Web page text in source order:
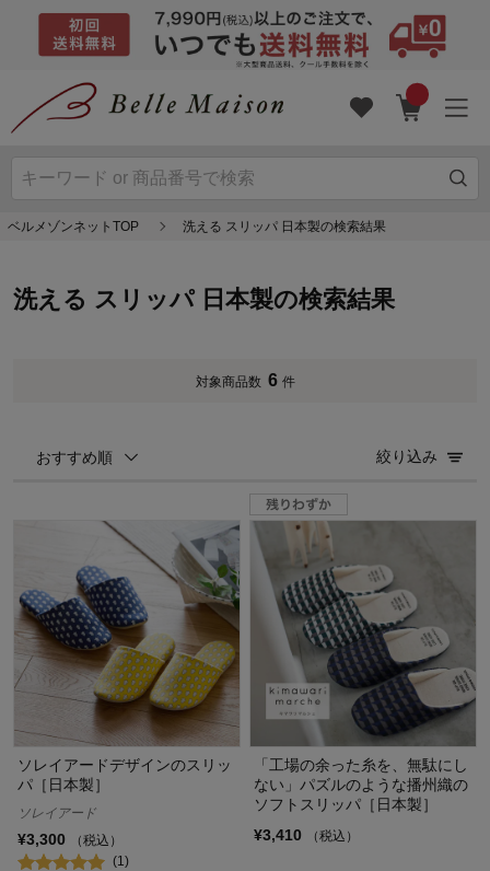
ベルメゾンネットTOP 洗える スリッパ 日本製の検索結果
洗える スリッパ 日本製の検索結果
対象商品数 6 件
おすすめ順 絞り込み
ソレイアードデザインのスリッ
パ［日本製］
ソレイアード
¥3,300
（税込）
(1)
「工場の余った糸を、無駄にし
ない」パズルのような播州織の
ソフトスリッパ［日本製］
¥3,410
（税込）